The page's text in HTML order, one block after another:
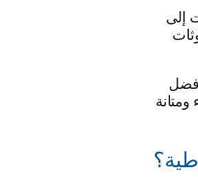
إلى